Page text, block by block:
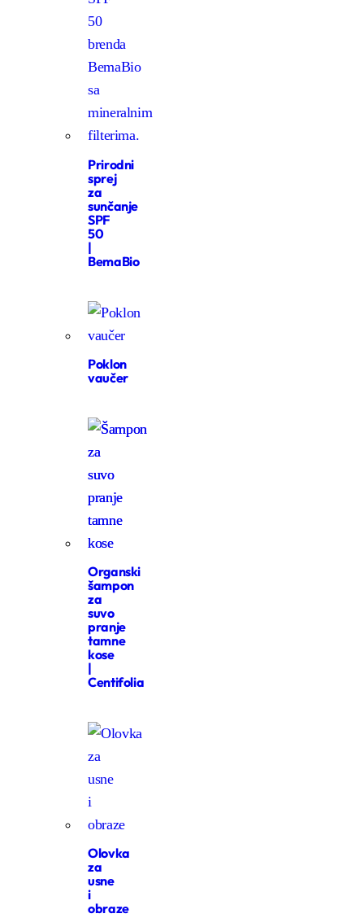
Prirodni
sprej
za
sunčanje
SPF
50
|
BemaBio
Poklon
vaučer
Organski
šampon
za
suvo
pranje
tamne
kose
|
Centifolia
Olovka
za
usne
i
obraze